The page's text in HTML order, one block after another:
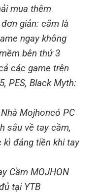
mua thêm
giản: cắm là
ngay không
bên thứ 3
các game trên
PES, Black Myth:
Mojhoncó PC
sâu về tay cầm,
đáng tiền khi tay
Cầm MOJHON
tại YTB